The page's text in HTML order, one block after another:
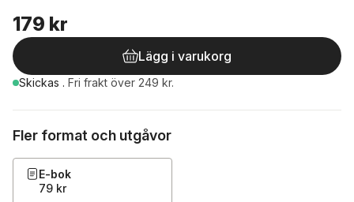
179 kr
Lägg i varukorg
Skickas . Fri frakt över 249 kr.
Fler format och utgåvor
E-bok
79 kr